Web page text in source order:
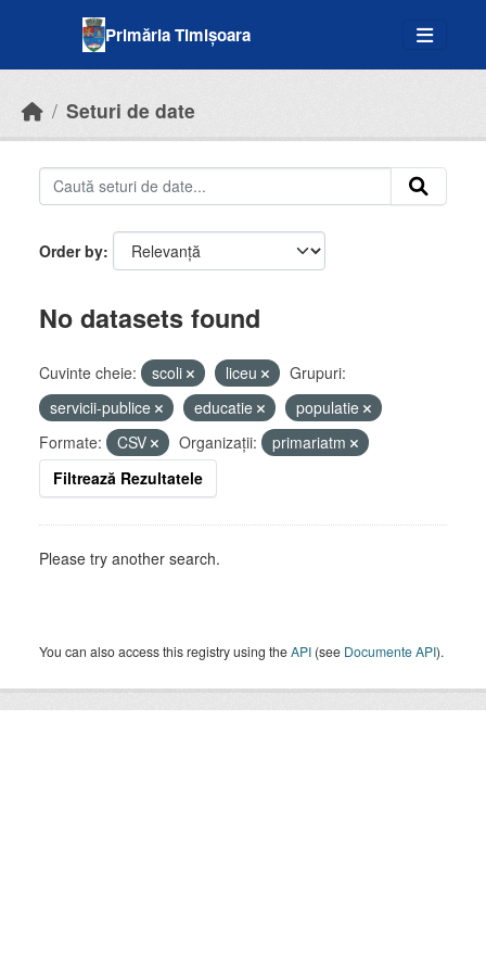
Primăria Timișoara
Seturi de date
Order by
No datasets found
Cuvinte cheie: scoli liceu
Grupuri:
servicii-publice
educatie
populatie
Formate:
CSV Organizații:
primariatm
Filtrează Rezultatele
Please try another search.
You can also access this registry using theAPI (see Documente API).